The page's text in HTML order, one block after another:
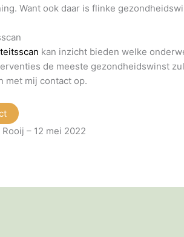
Want ook daar is flinke
kan inzicht bieden welke
de meeste gezondheidswinst
met mij contact op.
– 12 mei 2022